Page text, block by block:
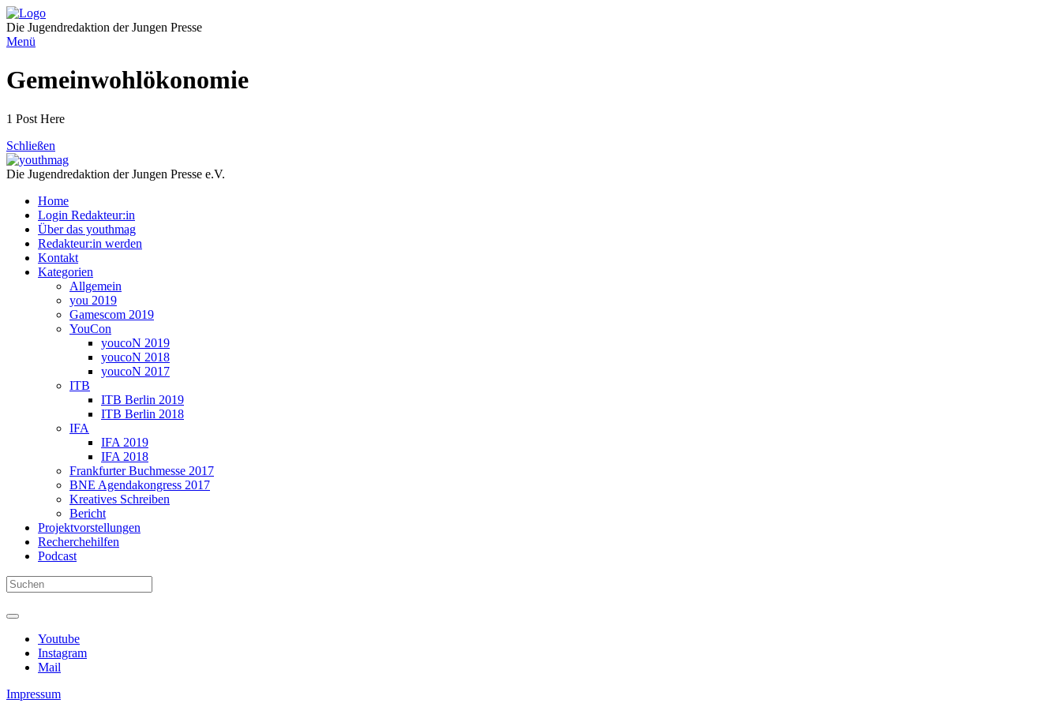
Direkt
zum
Inhalt
Die Jugendredaktion der Jungen Presse
Menü
Gemeinwohlökonomie
1 Post Here
Schließen
Die Jugendredaktion der Jungen Presse e.V.
Home
Login Redakteur:in
Über das youthmag
Redakteur:in werden
Kontakt
Kategorien
Allgemein
you 2019
Gamescom 2019
YouCon
youcoN 2019
youcoN 2018
youcoN 2017
ITB
ITB Berlin 2019
ITB Berlin 2018
IFA
IFA 2019
IFA 2018
Frankfurter Buchmesse 2017
BNE Agendakongress 2017
Kreatives Schreiben
Bericht
Projektvorstellungen
Recherchehilfen
Podcast
Youtube
Instagram
Mail
Impressum